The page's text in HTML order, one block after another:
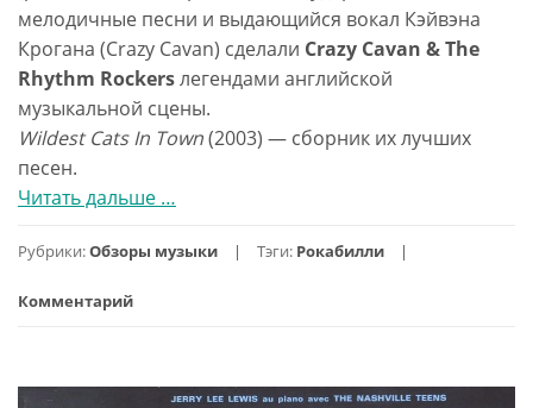
мелодичные песни и выдающийся вокал Кэйвэна
Крогана (Crazy Cavan) сделали Crazy Cavan & The
Rhythm Rockersлегендами английской
музыкальной сцены.
Wildest Cats In Town(2003) — сборник их лучших
песен.
Читать дальше проCrazy
&
…
Рубрики:Обзоры музыки Тэги: Рокабилли
Комментарий